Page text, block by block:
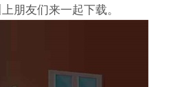
朋友们来一起下载。